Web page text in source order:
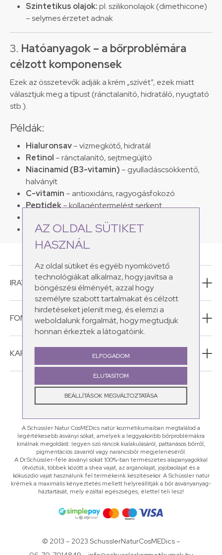
AZ OLDAL SÜTIKET
HASZNÁL
Az oldal sütiket és egyéb nyomkövető
technológiákat alkalmaz, hogy javítsa a
böngészési élményét, azzal hogy
személyre szabott tartalmakat és célzott
hirdetéseket jelenít meg, és elemzi a
weboldalunk forgalmát, hogy megtudjuk
honnan érkeztek a látogatóink.
ELFOGADOM
ELUTASÍTOM
BEÁLLÍTÁSOK MEGVÁLTOZTATÁSA
Szintetikus olajok:pl. szilikonolajok (dimethicone)
– selymes érzetet adnak
3. Hatóanyagok – a bőrproblémára
célzott komponensek
Ezek az összetevők adják a krém „szívét”, ezek miatt
választjuk meg a típust (ránctalanító, hidratáló, nyugtató
stb.).
Példák:
Hialuronsav– vízmegkötő, hidratál
Retinol – ránctalanító, sejtmegújító
Niacinamid (B3-vitamin) – gyulladáscsökkentő,
halványít
C-vitamin – antioxidáns, ragyogásfokozó
Peptidek– kollagéntermelést serkent
Ceramidok– erősítik a bőr védőrétegét
IRATKOZZ FEL HÍRLEVELÜNKRE!
FONTOS INFORMÁCIÓK
KAPCSOLAT
A Schüssler Natur CosMEDics natúr kozmetikumaiban megtalálod a
legértékesebb ásványi sókat, amelyek a leggyakoribb bőrproblémákra
kínálnak megoldást: legyen szó ráncok kialakulásáról, pattanásos bőrről,
pigmentációs zavarról vagy narancsbőr megjelenéséről.
A Dr.Schüssler-féle ásványi sókat 100%-ban természetes alapanyagokkal
ötvöztük, többek között a shea vajat, az argánolajat, jojobaolajat és a
kókuszdió vajat használunk fel termékeink készítésekor. A Schüssler natúr
krémek a maximális kényeztetés mellett helyreállítják a bőr ásványanyag-
háztartását, mely ezáltal egészséges, élettel teli lesz!
© 2013 – 2023 SchusslerNaturCosMEDics –